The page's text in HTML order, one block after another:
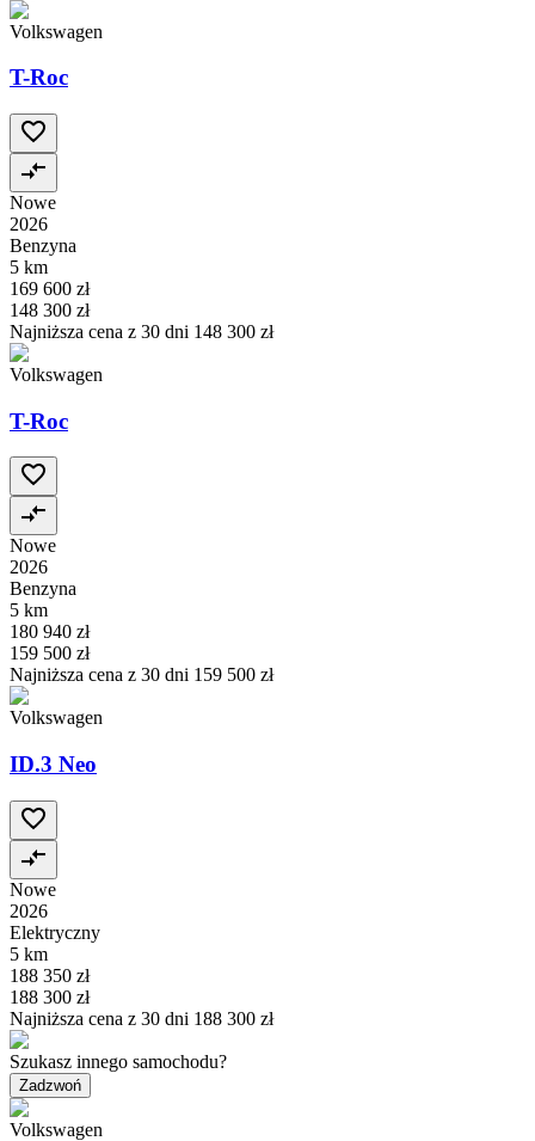
Volkswagen
T-Roc
Nowe
2026
Benzyna
5 km
169 600 zł
148 300 zł
Najniższa cena z 30 dni 148 300 zł
Volkswagen
T-Roc
Nowe
2026
Benzyna
5 km
180 940 zł
159 500 zł
Najniższa cena z 30 dni 159 500 zł
Volkswagen
ID.3 Neo
Nowe
2026
Elektryczny
5 km
188 350 zł
188 300 zł
Najniższa cena z 30 dni 188 300 zł
Szukasz innego samochodu?
Zadzwoń
Volkswagen